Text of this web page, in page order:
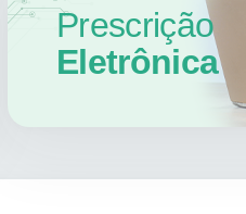
Prescrição
Eletrônica